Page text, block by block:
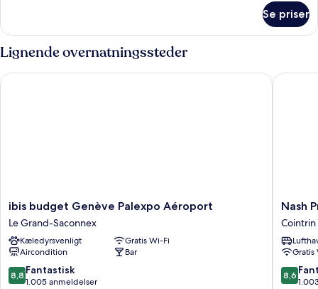
handicapvenligt
-
1
dobbeltseng
handicapvenligt
Se priser
Lignende overnatningssteder
ibis
budget
Genève
Palexpo
Aéroport
Le
Grand-
ibis budget Genève Palexpo Aéroport
Le Grand-Saconnex
Kæledyrsvenligt
Gratis Wi-Fi
Aircondition
Bar
8.8
ud
8,8 Fantastisk
1.005 anmeldelser
ibis budget Genève Palexpo Aéroport
Nash
Pratik
Hotel
Cointrin
Nash
Cointrin
Gratis
8.6
ud
8,6
Nash